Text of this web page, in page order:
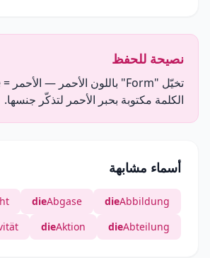
نصيحة للحفظ
الكلمة مكتوبة بحبر الأحمر لتذكّر جنسها.
أسماء مشابهة
dieAbbildung
dieAbgase
dieAbteilung
dieAktion